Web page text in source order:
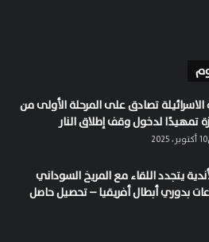
تصادق على المرحلة الأولى من
تمهيدًا لدخول وقف إطلاق النار
يتجدد اللقاء مع المريخ السوداني
بدوري أبطال أفريقيا – تحصيل حاصل